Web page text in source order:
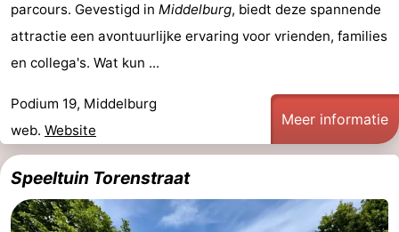
parcours. Gevestigd in Middelburg, biedt deze spannende
attractie een avontuurlijke ervaring voor vrienden, families
en collega's. Wat kun ...
Podium 19, Middelburg
web. Website
Meer informatie
Speeltuin Torenstraat